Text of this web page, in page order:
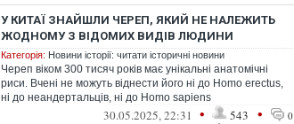
У КИТАЇ ЗНАЙШЛИ ЧЕРЕП, ЯКИЙ НЕ НАЛЕЖИТЬ
ЖОДНОМУ З ВІДОМИХ ВИДІВ ЛЮДИНИ
Категорія: Новини історії: читати історичні новини
Череп віком 300 тисяч років має унікальні анатомічні
риси. Вчені не можуть віднести його ні до Homo erectus,
ні до неандертальців, ні до Homo sapiens
30.05.2025, 22:31 • 543 • 0